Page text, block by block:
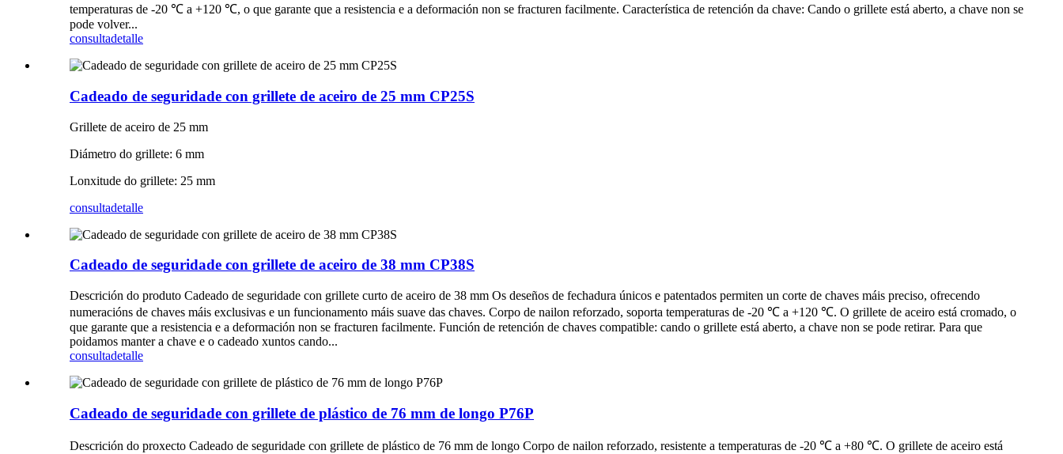
temperaturas de -20 ℃ a +120 ℃, o que garante que a resistencia e a deformación non se fracturen facilmente. Característica de retención da chave: Cando o grillete está aberto, a chave non se
pode volver...
consultadetalle
Cadeado de seguridade con grillete de aceiro de 25 mm CP25S
Grillete de aceiro de 25 mm
Diámetro do grillete: 6 mm
Lonxitude do grillete: 25 mm
consultadetalle
Cadeado de seguridade con grillete de aceiro de 38 mm CP38S
Descrición do produto Cadeado de seguridade con grillete curto de aceiro de 38 mm Os deseños de fechadura únicos e patentados permiten un corte de chaves máis preciso, ofrecendo
numeracións de chaves máis exclusivas e un funcionamento máis suave das chaves. Corpo de nailon reforzado, soporta temperaturas de -20 ℃ a +120 ℃. O grillete de aceiro está cromado, o
que garante que a resistencia e a deformación non se fracturen facilmente. Función de retención de chaves compatible: cando o grillete está aberto, a chave non se pode retirar. Para que
poidamos manter a chave e o cadeado xuntos cando...
consultadetalle
Cadeado de seguridade con grillete de plástico de 76 mm de longo P76P
Descrición do proxecto Cadeado de seguridade con grillete de plástico de 76 mm de longo Corpo de nailon reforzado, resistente a temperaturas de -20 ℃ a +80 ℃. O grillete de aceiro está